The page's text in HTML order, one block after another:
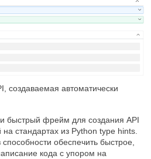
создаваемая автоматически
быстрый фрейм для создания API
стандартах из Python type hints.
способности обеспечить быстрое,
кода с упором на